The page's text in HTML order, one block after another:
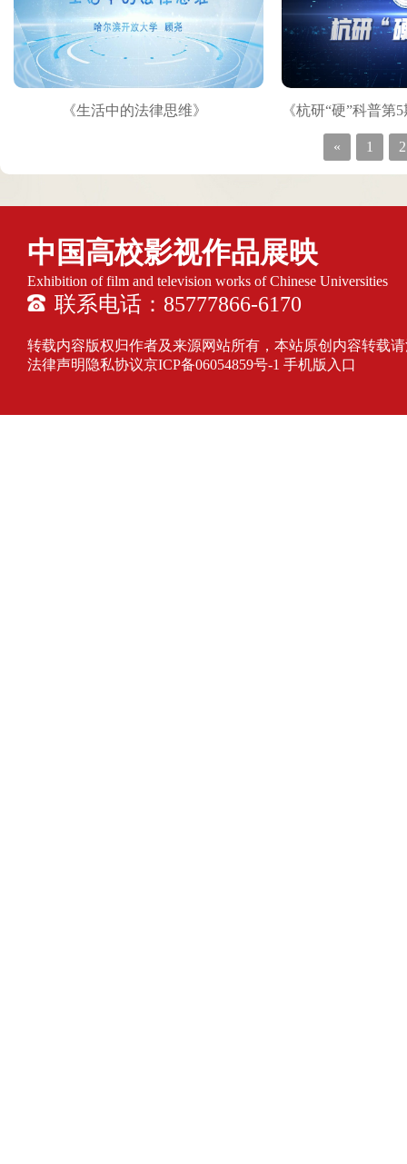
《生活中的法律思维》
« 1 2
中国高校影视作品展映
Exhibition of film and television works of Chinese Universities
联系电话：85777866-6170
转载内容版权归作者及来源网站所有，本站原创内容转载
法律声明隐私协议京ICP备06054859号-1 手机版入口